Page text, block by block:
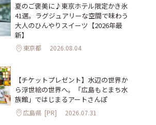
夏のご褒美に♪東京ホテル限定かき氷
41選。ラグジュアリーな空間で味わう
大人のひんやりスイーツ【2026年最
新】
東京都 2026.08.04
【チケットプレゼント】水辺の世界か
ら浮世絵の世界へ。「広島もとまち水
族館」ではじまるアートさんぽ
広島県 [PR] 2026.07.31